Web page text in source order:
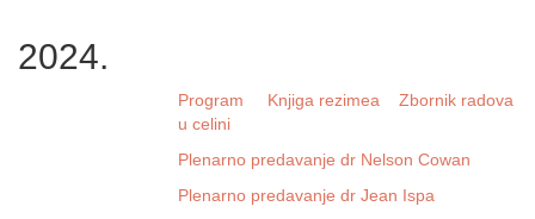
2024.
Program Knjiga rezimea
Zbornik radova
u celini
Plenarno predavanje dr Nelson Cowan
Plenarno predavanje dr Jean Ispa